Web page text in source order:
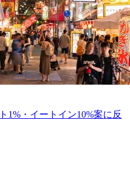
1%・イートイン10%案に反